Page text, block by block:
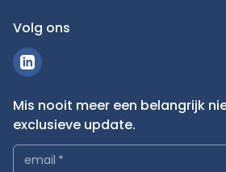
Volg ons
Mis nooit meer een belangrijk
exclusieve update.
email *